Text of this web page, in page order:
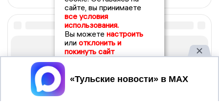
сайте, вы принимаете
все условия
использования.
Вы можете настроить
или отклонить и
покинуть сайт
Принять